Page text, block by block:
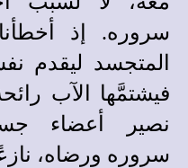
سروره. إذ
المتجسد ليقدم
فيشتمَّها الآب
نصير أعضاء
سروره ورضاه،